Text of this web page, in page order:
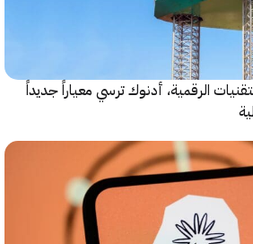
أدنوك ترسي معياراً جديداً